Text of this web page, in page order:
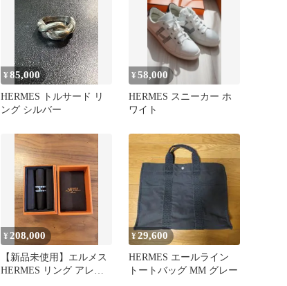
¥85,000
HERMES トルサード リ
ング シルバー
¥58,000
HERMES スニーカー ホ
ワイト
¥ 208,000
【新品未使用】エルメス
HERMES リング アレアII
¥29,600
HERMES エールライン
トートバッグ MM グレー